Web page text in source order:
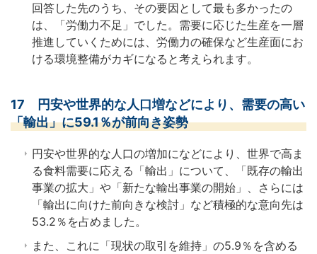
回答した先のうち、その要因として最も多かったの
は、「労働力不足」でした。需要に応じた生産を一層
推進していくためには、労働力の確保など生産面にお
ける環境整備がカギになると考えられます。
17 円安や世界的な人口増などにより、需要の高い
「輸出」に59.1％が前向き姿勢
円安や世界的な人口の増加になどにより、世界で高ま
る食料需要に応える「輸出」について、「既存の輸出
事業の拡大」や「新たな輸出事業の開始」、さらには
「輸出に向けた前向きな検討」など積極的な意向先は
53.2％を占めました。
また、これに「現状の取引を維持」の5.9％を含める